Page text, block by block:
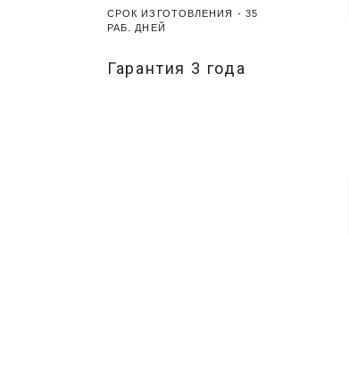
СРОК ИЗГОТОВЛЕНИЯ - 35
РАБ. ДНЕЙ
Гарантия 3 года